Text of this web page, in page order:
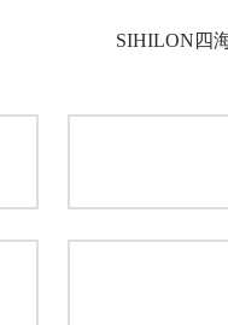
SIHILON四